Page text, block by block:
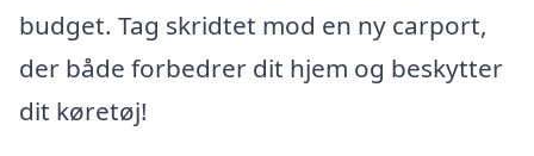
budget. Tag skridtet mod en ny carport,
der både forbedrer dit hjem og beskytter
dit køretøj!